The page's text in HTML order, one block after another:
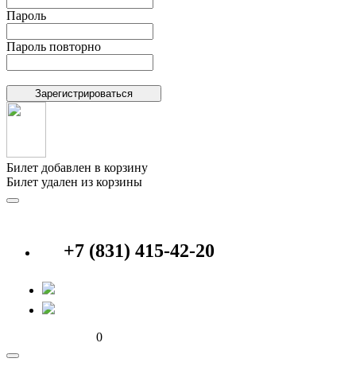
Пароль
Пароль повторно
Билет добавлен в корзину
Билет удален из корзины
+7 (831) 415-42-20
0